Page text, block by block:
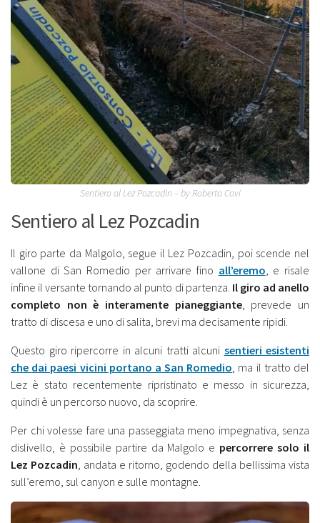
Sentiero al Lez Pozcadin – by Roberta Covi
Sentiero al Lez Pozcadin
Il giro parte da Malgolo, segue il Lez Pozcadin, poi scende nel
vallone di San Romedio per arrivare fino all’eremo, e risale
infine il versante tornando al punto di partenza. Il giro ad anello
completo non è interamente pianeggiante, prevede un
tratto di discesa e uno di salita, brevi ma decisamente ripidi.
Questo giro ripercorre in alcuni tratti alcuni sentieri esistenti
che dai paesi vicini portano a San Romedio, ma il tratto del
Lez è stato recentemente ripristinato e messo in sicurezza,
quindi è un percorso nuovo, da scoprire.
Per chi volesse fare una passeggiata meno impegnativa, senza
dislivello, è possibile partire da Malgolo e percorrere solo il
Lez Pozcadin, andata e ritorno, godendo della bellissima vista
sull’eremo, sul canyon e sulle montagne.